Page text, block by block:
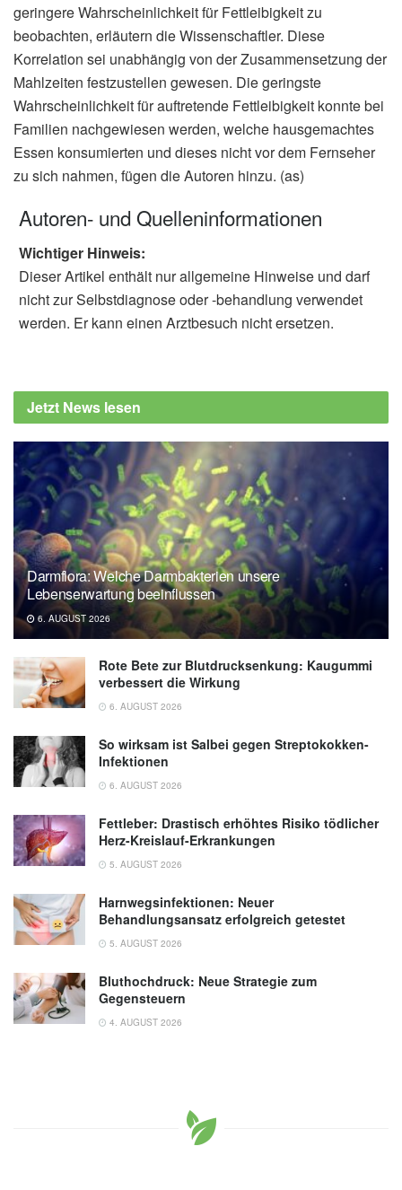
geringere Wahrscheinlichkeit für Fettleibigkeit zu
beobachten, erläutern die Wissenschaftler. Diese
Korrelation sei unabhängig von der Zusammensetzung der
Mahlzeiten festzustellen gewesen. Die geringste
Wahrscheinlichkeit für auftretende Fettleibigkeit konnte bei
Familien nachgewiesen werden, welche hausgemachtes
Essen konsumierten und dieses nicht vor dem Fernseher
zu sich nahmen, fügen die Autoren hinzu. (as)
Autoren- und Quelleninformationen
Wichtiger Hinweis:
Dieser Artikel enthält nur allgemeine Hinweise und darf
nicht zur Selbstdiagnose oder -behandlung verwendet
werden. Er kann einen Arztbesuch nicht ersetzen.
Jetzt News lesen
Darmflora: Welche Darmbakterien unsere
Lebenserwartung beeinflussen
6. AUGUST 2026
Rote Bete zur Blutdrucksenkung: Kaugummi
verbessert die Wirkung
6. AUGUST 2026
So wirksam ist Salbei gegen Streptokokken-
Infektionen
6. AUGUST 2026
Fettleber: Drastisch erhöhtes Risiko tödlicher
Herz-Kreislauf-Erkrankungen
5. AUGUST 2026
Harnwegsinfektionen: Neuer
Behandlungsansatz erfolgreich getestet
5. AUGUST 2026
Bluthochdruck: Neue Strategie zum
Gegensteuern
4. AUGUST 2026